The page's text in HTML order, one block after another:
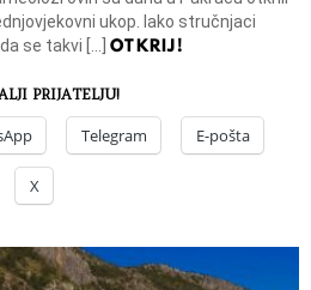
ukop. Iako stručnjaci
se takvi […] OTKRIJ!
PRIJATELJU!
Telegram E-pošta
X